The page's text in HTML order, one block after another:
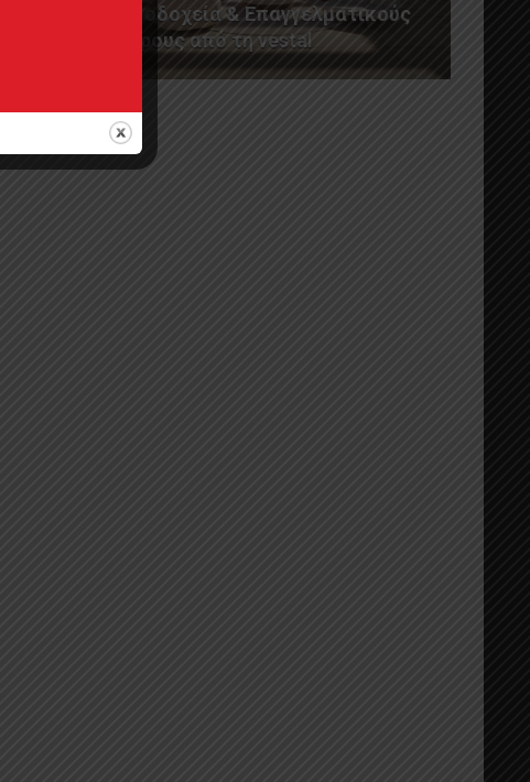
Ξενοδοχεία & Επαγγελματικούς
Χώρους από τη vestal